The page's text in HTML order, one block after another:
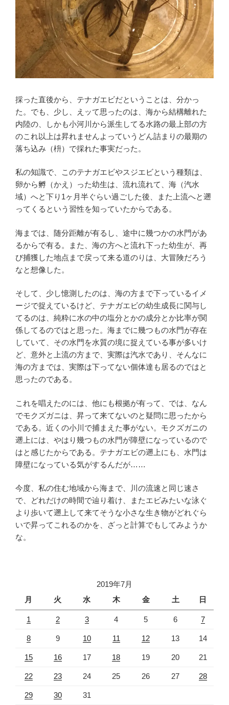
採った直後から、テナガエビだということは、分かっ
た。でも、少し、えッて思ったのは、海から結構離れた
内陸の、しかも小河川から派生してる水路の最上部の方
のこれ以上は昇れませんよっていうどん詰まりの最期の
落ち込み（枡）で採れた事実だった。
私の知識で、このテナガエビやスジエビという種類は、
卵から孵（かえ）った幼生は、流れ流れて、海（汽水
域）へと下り1ヶ月半ぐらい過ごした後、また上流へと遡
ってくるという習性を知っていたからである。
海までは、随分距離が有るし、途中に幾つかの水門があ
るからで有る。また、海の方へと流れ下った幼生が、再
び捕獲した地点まで戻って来る道のりは、大冒険だろう
なと想像した。
そして、少し憶測したのは、海の方まで下っているイメ
ージで捉えているけど、テナガエビの幼生成長に関与し
てるのは、純粋に水の中の塩分とかの成分とか比率が関
係してるのではと思った。海までに幾つもの水門が存在
していて、その水門を水質の境に捉えている事が多いけ
ど、意外と上流の方まで、実際は汽水であり、そんなに
海の方までは、実際は下ってない個体達も居るのではと
思ったのである。
これを唱えたのには、他にも根拠が有って、では、なん
でモクズガニは、昇って来てないのと疑問に思ったから
である。近くの小川で捕まえた事がない。モクズガニの
遡上には、やはり幾つもの水門が障壁になっているので
はと感じたからである。テナガエビの遡上にも、水門は
障壁になっている気がするんだが……
今度、私の住む地域から海まで、川の流速と同じ速さ
で、どれだけの時間で辿り着け、またエビみたいな泳ぐ
より歩いて遡上して来てそうな小さな生き物がどれぐら
いで昇ってこれるのかを、ざっと計算でもしてみようか
な。
2019年7月
月
火 水 木 金 土 日
1 2 3 4 5 6 7
8 9 10 11 12 13 14
15 16 17 18 19 20 21
22 23 24 25 26 27 28
29 30 31